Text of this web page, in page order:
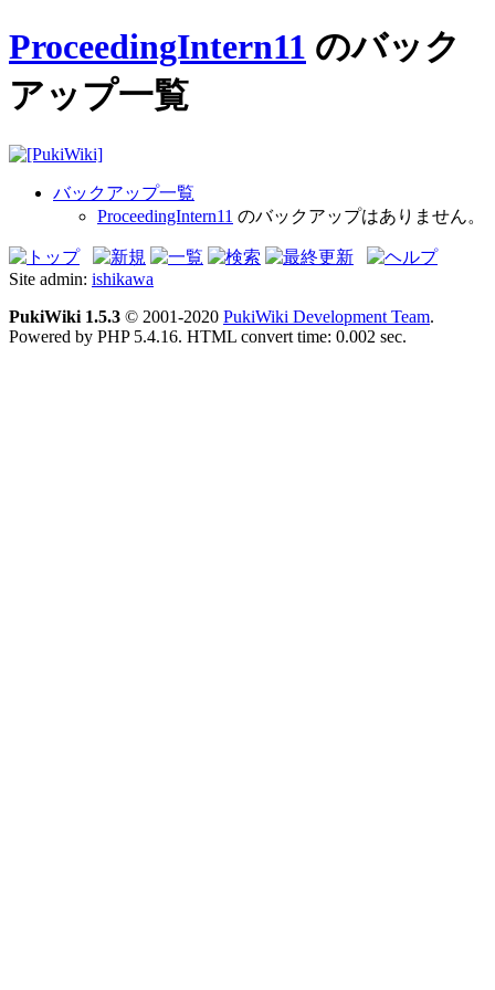
ProceedingIntern11 のバック
アップ一覧
バックアップ一覧
ProceedingIntern11 のバックアップはありません。
Site admin: ishikawa
PukiWiki 1.5.3 © 2001-2020 PukiWiki Development Team.
Powered by PHP 5.4.16. HTML convert time: 0.002 sec.